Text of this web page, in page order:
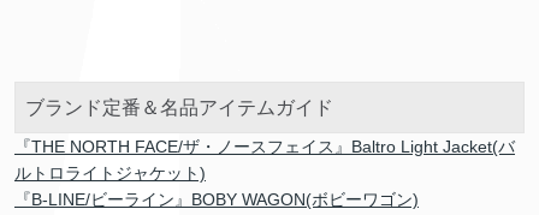
ブランド定番＆名品アイテムガイド
『THE NORTH FACE/ザ・ノースフェイス』Baltro Light Jacket(バ
ルトロライトジャケット)
『B-LINE/ビーライン』BOBY WAGON(ボビーワゴン)